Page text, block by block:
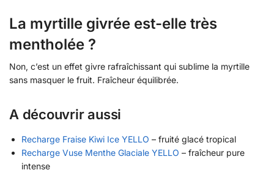
La myrtille givrée est-elle très
mentholée ?
Non, c’est un effet givre rafraîchissant qui sublime la myrtille
sans masquer le fruit. Fraîcheur équilibrée.
A découvrir aussi
Recharge Fraise Kiwi Ice YELLO – fruité glacé tropical
Recharge Vuse Menthe Glaciale YELLO – fraîcheur pure
intense